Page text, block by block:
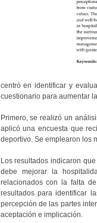
centró en identificar y
cuestionario para aumentar
Primero, se realizó un
aplicó una encuesta que
deportivo. Se emplearon los
Los resultados indicaron
debe mejorar la
relacionados con la falta
resultados para identificar
percepción de las partes
aceptación e implicación.